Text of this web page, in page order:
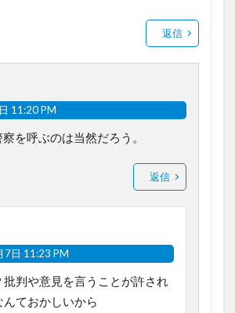
返信
11:20 PM
を呼ぶのは当然だろう。
返信
7日 11:23 PM
批判や意見を言うことが許され
んておかしいから